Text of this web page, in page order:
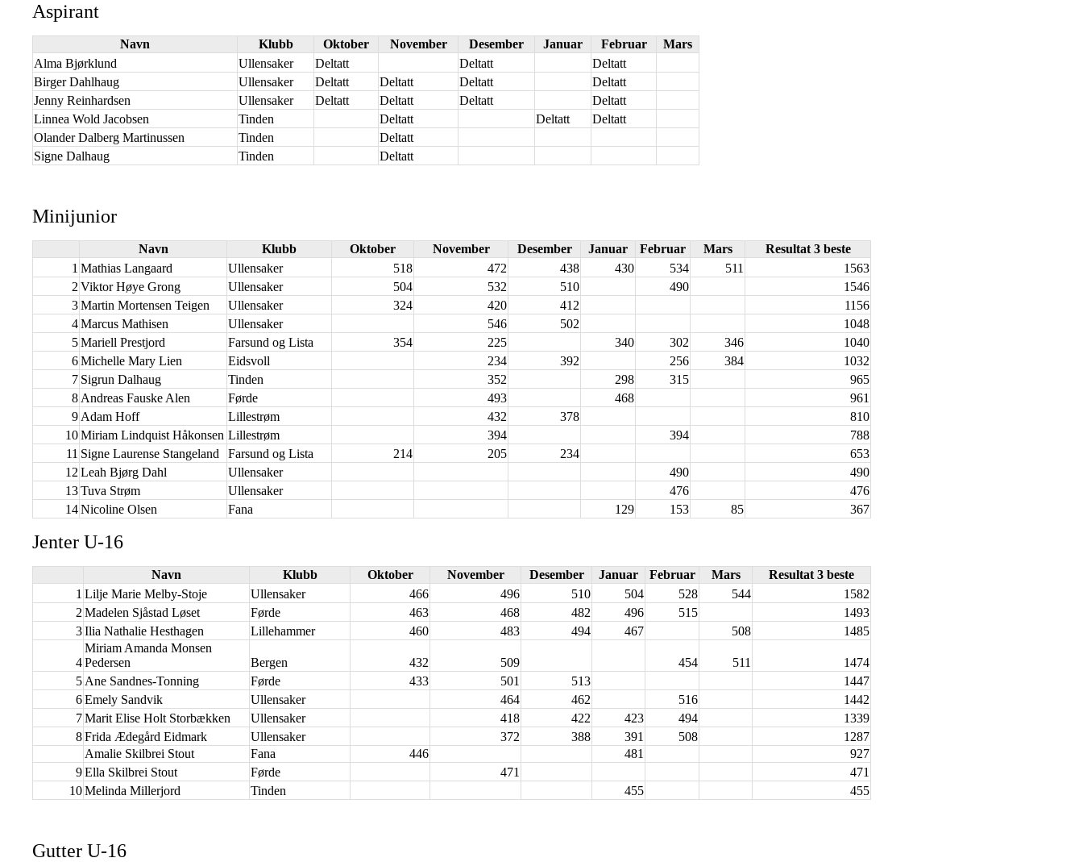
Aspirant
Navn Klubb Oktober November Desember Januar Februar
Mars
Alma Bjørklund
Ullensaker Deltatt Deltatt
Deltatt
Birger Dahlhaug
Ullensaker Deltatt Deltatt Deltatt
Deltatt
Jenny Reinhardsen
Ullensaker Deltatt Deltatt Deltatt
Deltatt
Linnea Wold Jacobsen
Tinden Deltatt Deltatt
Deltatt
Olander Dalberg Martinussen
Tinden
Deltatt
Signe Dalhaug
Tinden Deltatt
Minijunior
Navn Klubb Oktober November Desember Januar Februar Mars
Resultat 3 beste
1 Mathias Langaard Ullensaker 518 472 438 430 534 511
1563
2 Viktor Høye Grong Ullensaker 504 532 510 490
1546
3Martin Mortensen Teigen Ullensaker 324 420 412
1156
4Marcus Mathisen Ullensaker 546 502
1048
5Mariell Prestjord Farsund og Lista 354 225 340 302 346
1040
6Michelle Mary Lien Eidsvoll 234 392 256 384
1032
7 Sigrun Dalhaug Tinden 352 298 315
965
8 Andreas Fauske Alen Førde 493 468
961
9 Adam Hoff Lillestrøm 432 378
810
10Miriam Lindquist Håkonsen Lillestrøm 394 394
788
11 Signe Laurense Stangeland Farsund og Lista 214 205 234
653
12 Leah Bjørg Dahl Ullensaker 490
490
13Tuva Strøm Ullensaker 476
476
14Nicoline Olsen Fana 129 153 85 367
Jenter U-16
Navn Klubb Oktober November Desember Januar Februar Mars
Resultat 3 beste
1 Lilje Marie Melby-Stoje Ullensaker 466 496 510 504 528 544
1582
2 Madelen Sjåstad Løset Førde 463 468 482 496 515
1493
3Ilia Nathalie Hesthagen Lillehammer 460 483 494 467 508 1485
4
Miriam Amanda Monsen
Pedersen
Bergen 432 509 454 511
1474
5 Ane Sandnes-Tonning Førde 433 501 513
1447
6Emely Sandvik Ullensaker 464 462 516
1442
7Marit Elise Holt Storbækken Ullensaker 418 422 423 494
1339
8Frida Ædegård Eidmark Ullensaker 372 388 391 508
1287
Amalie Skilbrei Stout
Fana 446 481
927
9Ella Skilbrei Stout Førde 471
471
10Melinda Millerjord Tinden 455 455
Gutter U-16